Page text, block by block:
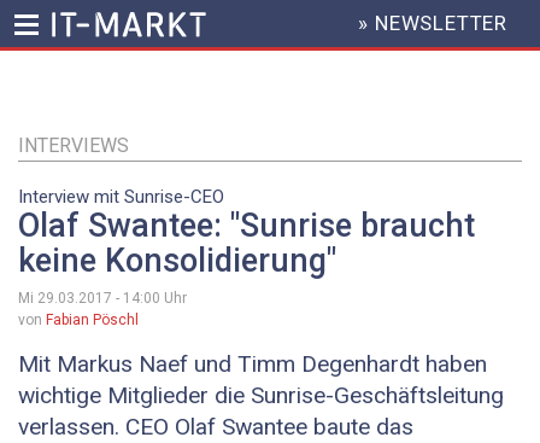
Inhalt
HEADER
MENU
» NEWSLETTER
INTERVIEWS
Interview mit Sunrise-CEO
Olaf Swantee: "Sunrise braucht
keine Konsolidierung"
Mi 29.03.2017 - 14:00 Uhr
von Fabian Pöschl
Mit Markus Naef und Timm Degenhardt haben
wichtige Mitglieder die Sunrise-Geschäftsleitung
verlassen. CEO Olaf Swantee baute das